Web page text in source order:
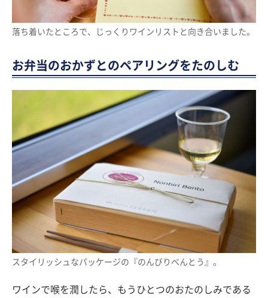
落ち着いたところで、じっくりワインリストと向き合いました。
お弁当のおかずとのペアリングをたのしむ
スタイリッシュなパッケージの『のんびりべんとう』。
ワインで喉を潤したら、もうひとつのおたのしみである